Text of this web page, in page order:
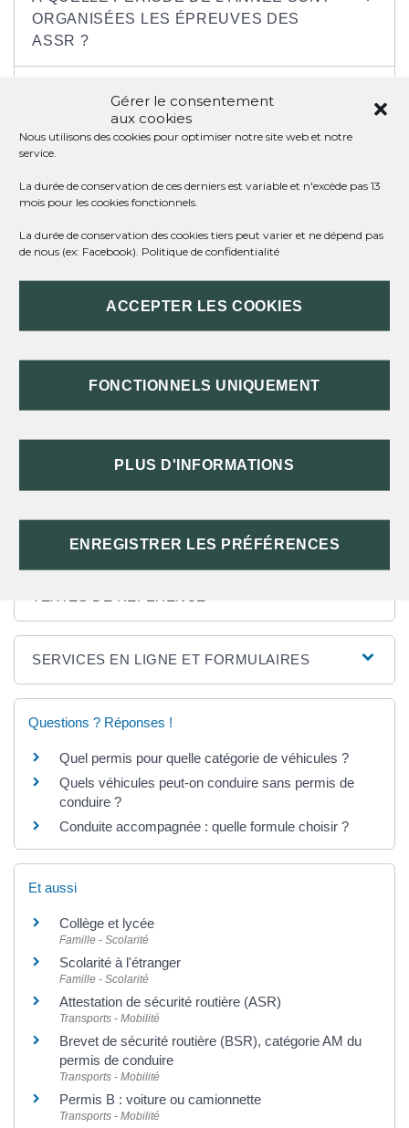
Gérer le consentement
aux cookies
Nous utilisons des cookies pour optimiser notre site web et notre
service.
La durée de conservation de ces derniers est variable et n'excède pas 13
mois pour les cookies fonctionnels.
La durée de conservation des cookies tiers peut varier et ne dépend pas
de nous (ex: Facebook). Politique de confidentialité
ACCEPTER LES COOKIES
FONCTIONNELS UNIQUEMENT
PLUS D'INFORMATIONS
ENREGISTRER LES PRÉFÉRENCES
ORGANISÉES LES ÉPREUVES DES
ASSR ?
ÉPREUVES DES ASSR ?
ÉPREUVES DES ASSR ?
COMMENT SE PASSENT LES ÉPREUVES
DES ASSR ?
COMMENT AVOIR LES RÉSULTATS DES
ÉPREUVES DE L'ASSR ?
EN CAS D'ÉCHEC AUX ASSR, Y A-T-IL
DE VOL DU DIPLÔME DE L'ASSR1 OU DE
L'ASSR2 ?
TEXTES DE RÉFÉRENCE
SERVICES EN LIGNE ET FORMULAIRES
Questions ? Réponses !
Quel permis pour quelle catégorie de véhicules ?
Quels véhicules peut-on conduire sans permis de
conduire ?
Conduite accompagnée : quelle formule choisir ?
Et aussi
Collège et lycée
Famille - Scolarité
Scolarité à l'étranger
Famille - Scolarité
Attestation de sécurité routière (ASR)
Transports - Mobilité
Brevet de sécurité routière (BSR), catégorie AM du
permis de conduire
Transports - Mobilité
Permis B : voiture ou camionnette
Transports - Mobilité